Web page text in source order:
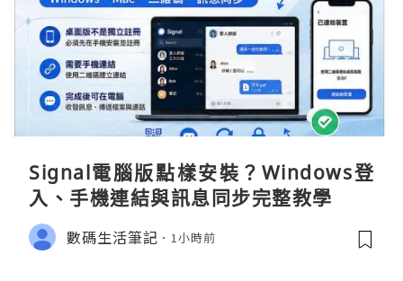
Signal電腦版點樣安裝？Windows登
入、手機連結與訊息同步完整教學
數碼生活筆記 1小時前